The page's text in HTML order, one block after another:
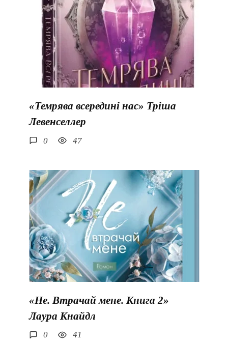
«Темрява всередині нас» Тріша
Левенселлер
0 47
«Не. Втрачай мене. Книга 2»
Лаура Кнайдл
0 41